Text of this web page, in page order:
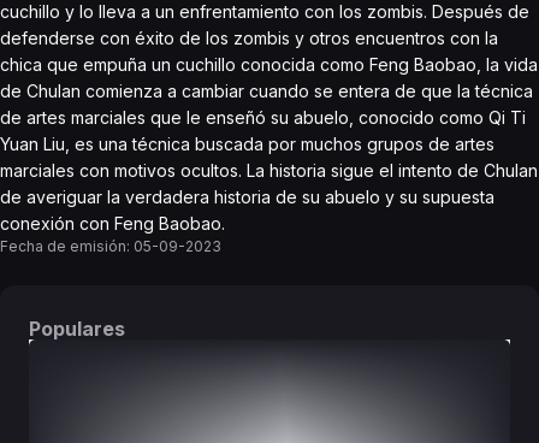
cuchillo y lo lleva a un enfrentamiento con los zombis. Después de
defenderse con éxito de los zombis y otros encuentros con la
chica que empuña un cuchillo conocida como Feng Baobao, la vida
de Chulan comienza a cambiar cuando se entera de que la técnica
de artes marciales que le enseñó su abuelo, conocido como Qi Ti
Yuan Liu, es una técnica buscada por muchos grupos de artes
marciales con motivos ocultos. La historia sigue el intento de Chulan
de averiguar la verdadera historia de su abuelo y su supuesta
conexión con Feng Baobao.
Fecha de emisión: 05-09-2023
Populares